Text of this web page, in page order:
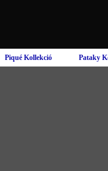
Piqué Kollekció Pataky